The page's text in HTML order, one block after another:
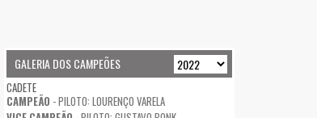
GALERIA DOS CAMPEÕES
CADETE
CAMPEÃO - PILOTO: LOURENÇO VARELA